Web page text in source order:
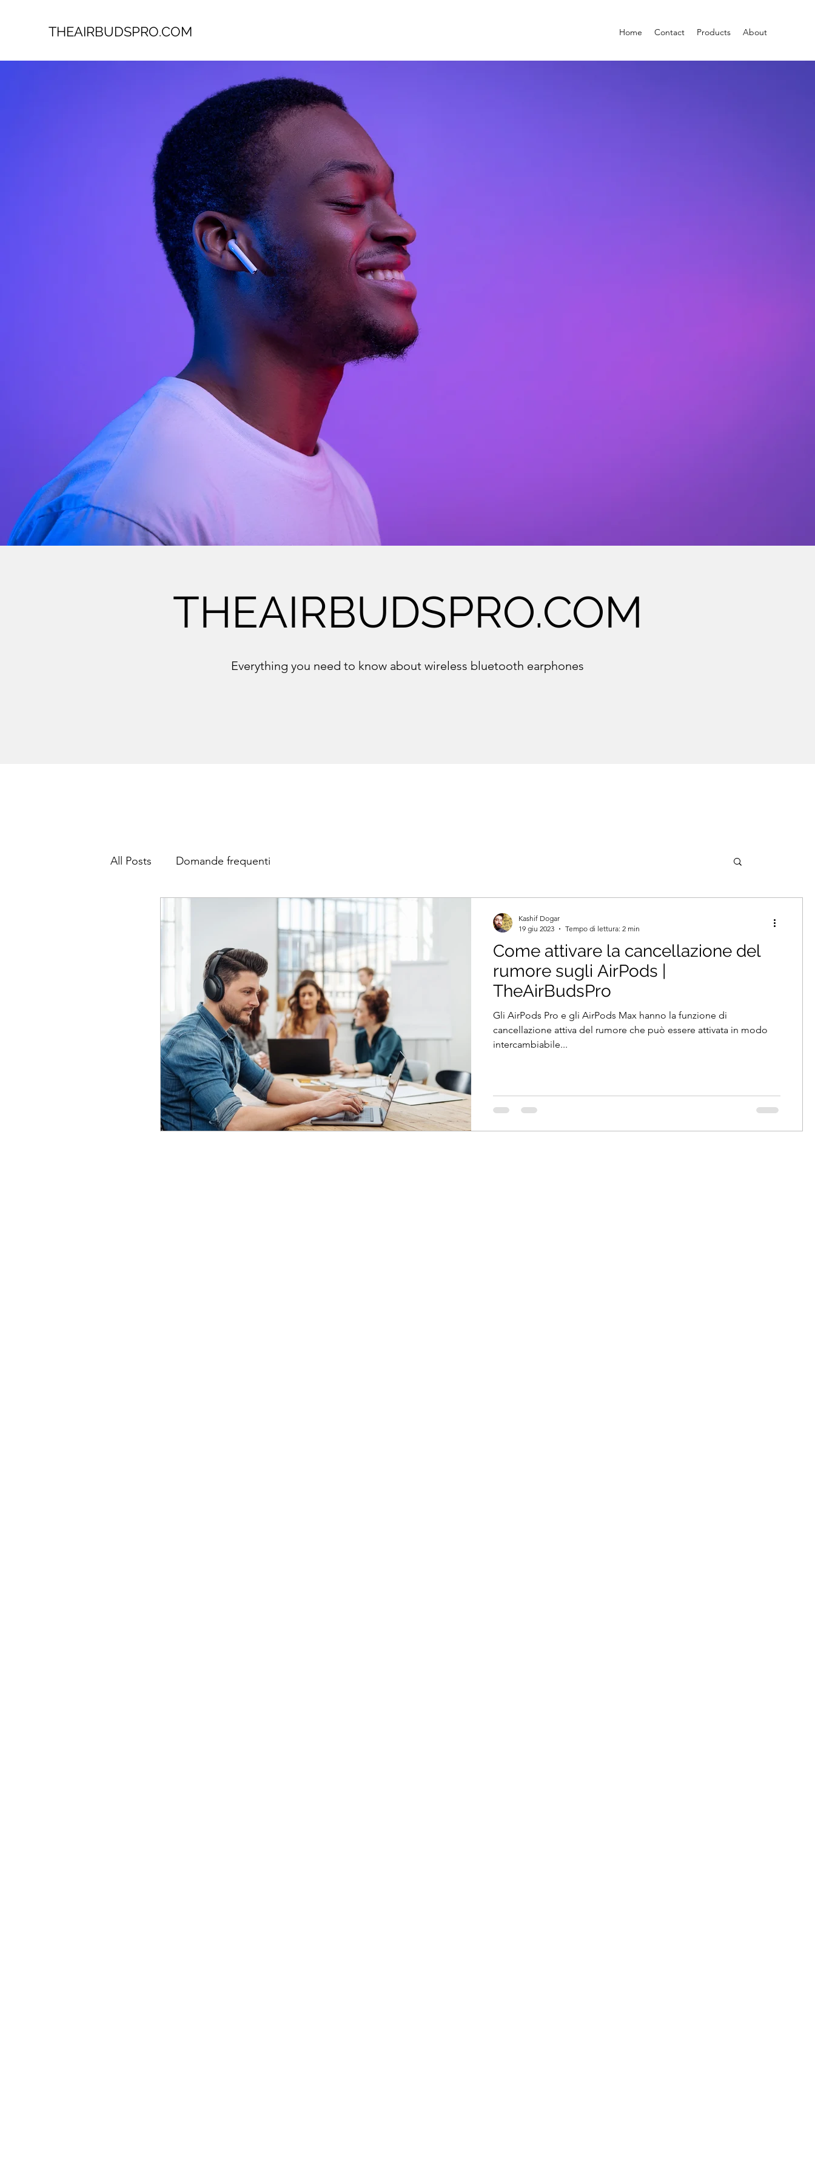
THEAIRBUDSPRO.COM Home Contact Products About
THEAIRBUDSPRO.COM
Everything you need to know about wireless bluetooth earphones
All Posts Domande frequenti
Come attivare la cancellazione del
rumore sugli AirPods |
TheAirBudsPro
Gli AirPods Pro e gli AirPods Max hanno la funzione di
cancellazione attiva del rumore che può essere attivata in modo
intercambiabile...
Kashif Dogar
19 giu 2023
Tempo di lettura: 2 min